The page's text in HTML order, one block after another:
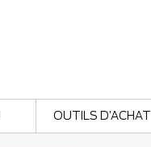
OUTILS D’ACHAT